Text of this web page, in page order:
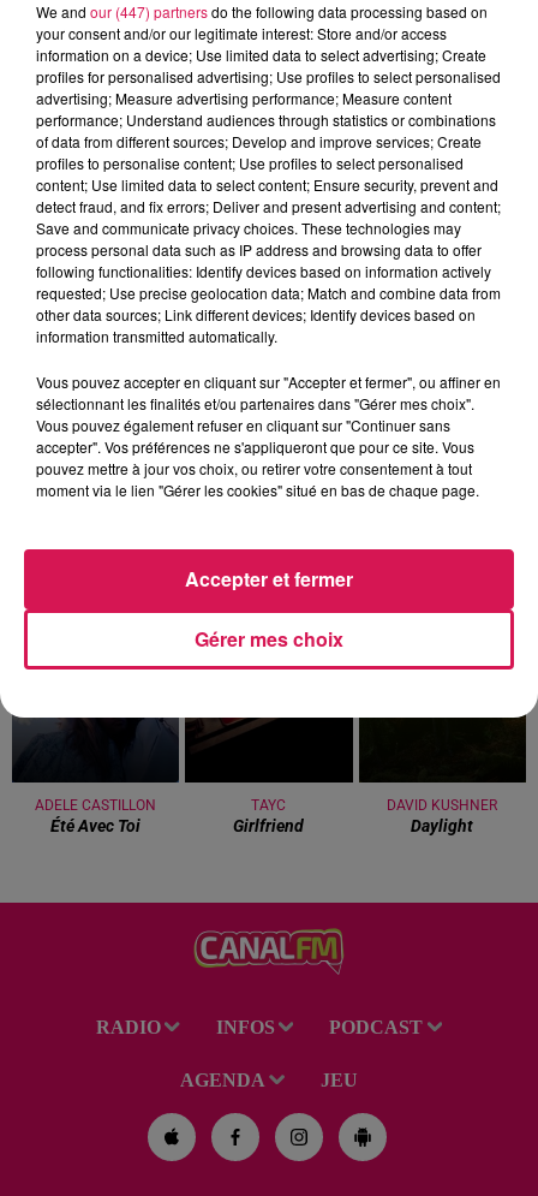
Canal FM
Geoffrey Deloux
Aujourd'hui, 17.06.2026, Le chichi frégi
0:00 3 min 14 sec
17 juin 2026 - 3 min 14 sec
AUJOURD'HUI, 17.06.2026, LE CHICHI FRÉGI
Du lundi au vendredi à 11h45, Mamie Coquillette retrouve
Geoffrey pour une recette de cuisine à sa manière
ADELE CASTILLON
Été Avec Toi
6h10
6h10
TAYC
Girlfriend
DAVID KUSHNER
Daylight
RADIO INFOS PODCAST
AGENDA JEU
We and our (447) partnersdo the following data processing based on
your consent and/or our legitimate interest: Store and/or access
information on a device; Use limited data to select advertising; Create
profiles for personalised advertising; Use profiles to select personalised
advertising; Measure advertising performance; Measure content
performance; Understand audiences through statistics or combinations
of data from different sources; Develop and improve services; Create
profiles to personalise content; Use profiles to select personalised
content; Use limited data to select content; Ensure security, prevent and
detect fraud, and fix errors; Deliver and present advertising and content;
Save and communicate privacy choices. These technologies may
process personal data such as IP address and browsing data to offer
following functionalities: Identify devices based on information actively
requested; Use precise geolocation data; Match and combine data from
other data sources; Link different devices; Identify devices based on
information transmitted automatically.
Vous pouvez accepter en cliquant sur "Accepter et fermer", ou affiner en
sélectionnant les finalités et/ou partenaires dans "Gérer mes choix".
Vous pouvez également refuser en cliquant sur "Continuer sans
accepter". Vos préférences ne s'appliqueront que pour ce site. Vous
pouvez mettre à jour vos choix, ou retirer votre consentement à tout
moment via le lien "Gérer les cookies" situé en bas de chaque page.
Gérer mes choix
Accepter et fermer